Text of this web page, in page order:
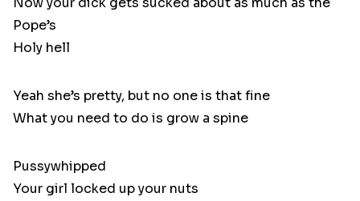
Pope’s
Holy hell
Yeah she’s pretty, but no one is that fine
What you need to do is grow a spine
Pussywhipped
Your girl locked up your nuts